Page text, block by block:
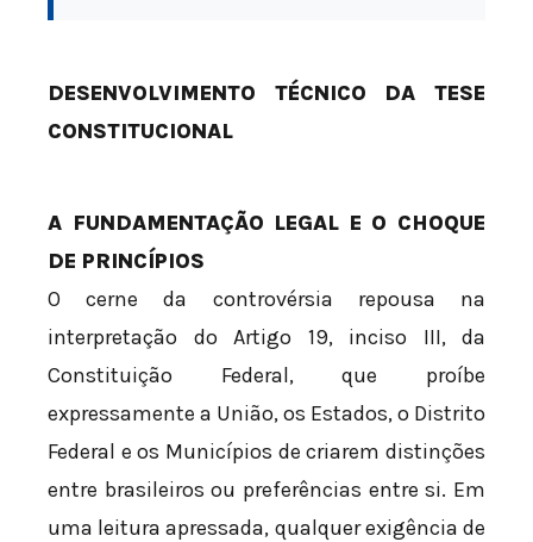
DESENVOLVIMENTO TÉCNICO DA TESE
CONSTITUCIONAL
A FUNDAMENTAÇÃO LEGAL E O CHOQUE
DE PRINCÍPIOS
O cerne da controvérsia repousa na
interpretação do Artigo 19, inciso III, da
Constituição Federal, que proíbe
expressamente a União, os Estados, o Distrito
Federal e os Municípios de criarem distinções
entre brasileiros ou preferências entre si. Em
uma leitura apressada, qualquer exigência de